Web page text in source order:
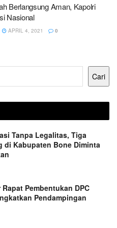
Berlangsung Aman, Kapolri
Nasional
APRIL 4, 2021 0
Cari
Tanpa Legalitas, Tiga
di Kabupaten Bone Diminta
Rapat Pembentukan DPC
Pendampingan